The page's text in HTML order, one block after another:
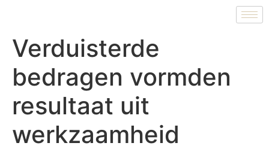
Verduisterde
bedragen vormden
resultaat uit
werkzaamheid